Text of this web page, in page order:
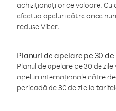
achiziționați orice valoare.
efectua apeluri către orice
reduse Viber.
Planuri de apelare pe 30 de
Planul de apelare pe 30 de
apeluri internaționale către
perioadă de 30 de zile la